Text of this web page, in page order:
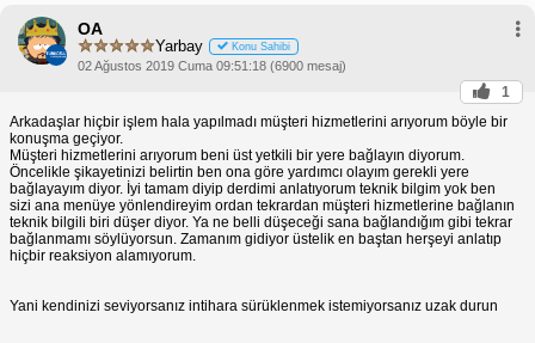
OA
Yarbay Konu Sahibi
02 Ağustos 2019 Cuma 09:51:18 (6900 mesaj)
1
Arkadaşlar hiçbir işlem hala yapılmadı müşteri hizmetlerini arıyorum böyle bir
konuşma geçiyor.
Müşteri hizmetlerini arıyorum beni üst yetkili bir yere bağlayın diyorum.
Öncelikle şikayetinizi belirtin ben ona göre yardımcı olayım gerekli yere
bağlayayım diyor. İyi tamam diyip derdimi anlatıyorum teknik bilgim yok ben
sizi ana menüye yönlendireyim ordan tekrardan müşteri hizmetlerine bağlanın
teknik bilgili biri düşer diyor. Ya ne belli düşeceği sana bağlandığım gibi tekrar
bağlanmamı söylüyorsun. Zamanım gidiyor üstelik en baştan herşeyi anlatıp
hiçbir reaksiyon alamıyorum.
Yani kendinizi seviyorsanız intihara sürüklenmek istemiyorsanız uzak durun